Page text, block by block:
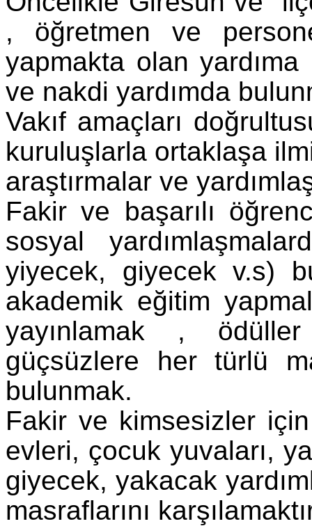
, öğretmen ve
yapmakta olan
ve nakdi yardımda
Vakıf amaçları
kuruluşlarla ortaklaşa
araştırmalar ve
Fakir ve başarılı
sosyal
yiyecek, giyecek v.s)
akademik eğitim
yayınlamak ,
güçsüzlere her türlü
bulunmak.
Fakir ve kimsesizler
evleri, çocuk yuvaları,
giyecek, yakacak
masraflarını